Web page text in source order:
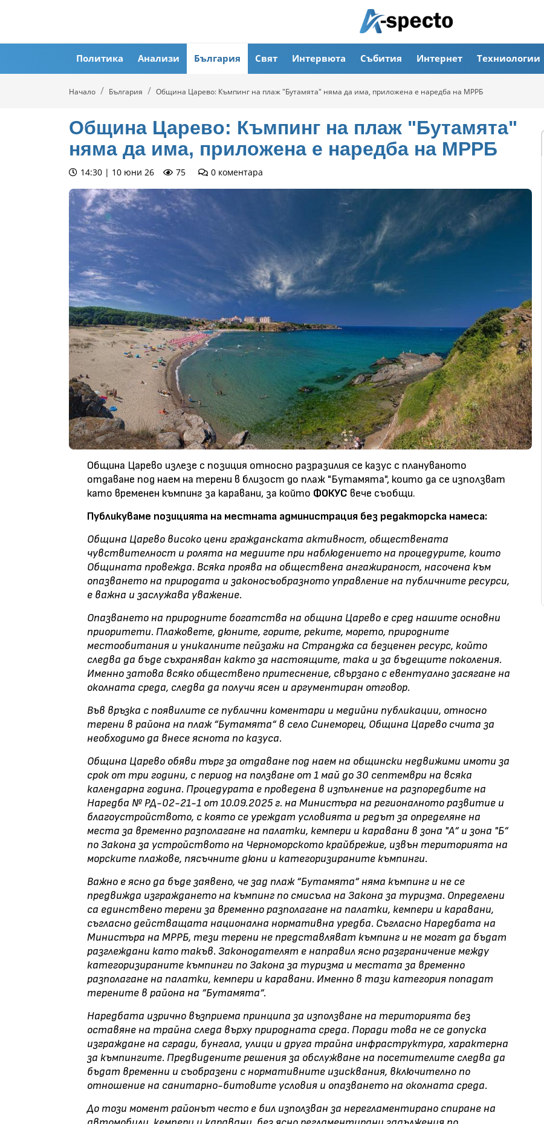
Политика Анализи България Свят Интервюта Събития Интернет Техниологии
Начало България Община Царево: Къмпинг на плаж "Бутамята" няма да има, приложена е наредба на МРРБ
Община Царево: Къмпинг на плаж "Бутамята"
няма да има, приложена е наредба на МРРБ
14:30 | 10 юни 26 75 0 коментара
Община Царево излезе с позиция относно разразилия се казус с плануваното
отдаване под наем на терени в близост до плаж "Бутамята", които да се използват
като временен къмпинг за каравани, за който ФОКУС вече съобщи.
Публикуваме позицията на местната администрация без редакторска намеса:
Община Царево високо цени гражданската активност, обществената
чувствителност и ролята на медиите при наблюдението на процедурите, които
Общината провежда. Всяка проява на обществена ангажираност, насочена към
опазването на природата и законосъобразното управление на публичните ресурси,
е важна и заслужава уважение.
Опазването на природните богатства на община Царево е сред нашите основни
приоритети. Плажовете, дюните, горите, реките, морето, природните
местообитания и уникалните пейзажи на Странджа са безценен ресурс, който
следва да бъде съхраняван както за настоящите, така и за бъдещите поколения.
Именно затова всяко обществено притеснение, свързано с евентуално засягане на
околната среда, следва да получи ясен и аргументиран отговор.
Във връзка с появилите се публични коментари и медийни публикации, относно
терени в района на плаж “Бутамята“ в село Синеморец, Община Царево счита за
необходимо да внесе яснота по казуса.
Община Царево обяви търг за отдаване под наем на общински недвижими имоти за
срок от три години, с период на ползване от 1 май до 30 септември на всяка
календарна година. Процедурата е проведена в изпълнение на разпоредбите на
Наредба № РД-02-21-1 от 10.09.2025 г. на Министъра на регионалното развитие и
благоустройството, с която се уреждат условията и редът за определяне на
места за временно разполагане на палатки, кемпери и каравани в зона "А“ и зона "Б“
по Закона за устройството на Черноморското крайбрежие, извън територията на
морските плажове, пясъчните дюни и категоризираните къмпинги.
Важно е ясно да бъде заявено, че зад плаж “Бутамята“ няма къмпинг и не се
предвижда изграждането на къмпинг по смисъла на Закона за туризма. Определени
са единствено терени за временно разполагане на палатки, кемпери и каравани,
съгласно действащата национална нормативна уредба. Съгласно Наредбата на
Министъра на МРРБ, тези терени не представляват къмпинг и не могат да бъдат
разглеждани като такъв. Законодателят е направил ясно разграничение между
категоризираните къмпинги по Закона за туризма и местата за временно
разполагане на палатки, кемпери и каравани. Именно в тази категория попадат
терените в района на “Бутамята“.
Наредбата изрично възприема принципа за използване на територията без
оставяне на трайна следа върху природната среда. Поради това не се допуска
изграждане на сгради, бунгала, улици и друга трайна инфраструктура, характерна
за къмпингите. Предвидените решения за обслужване на посетителите следва да
бъдат временни и съобразени с нормативните изисквания, включително по
отношение на санитарно-битовите условия и опазването на околната среда.
До този момент районът често е бил използван за нерегламентирано спиране на